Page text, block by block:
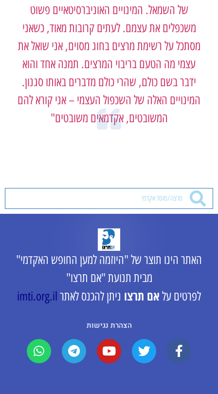
של השמאל. המינויים האוניברסיטאיים פשוט
משכפלים את עצמם. לעתים קרובות מאוד, כשאני
מסתכל על רשימת מרצים בחוג מסוים, אני שואל את
עצמי מה הטעם בריבוי המרצים. תמנה אחד והוא
ידבר בשם כולם, שהרי כולם מדברים באותו סגנון.
המינויים האלה של השכפול העצמי – אני קורא להם
המשובטים, אקדמאים משובטים"
האתר הינו תוצר של "היוזמה למען החופש האקדמי"
מבית תנועת "אם תרצו"
לפרטים על אם תרצו ניתן להכנס לאתר imti.org.il
הצהרת נגישות